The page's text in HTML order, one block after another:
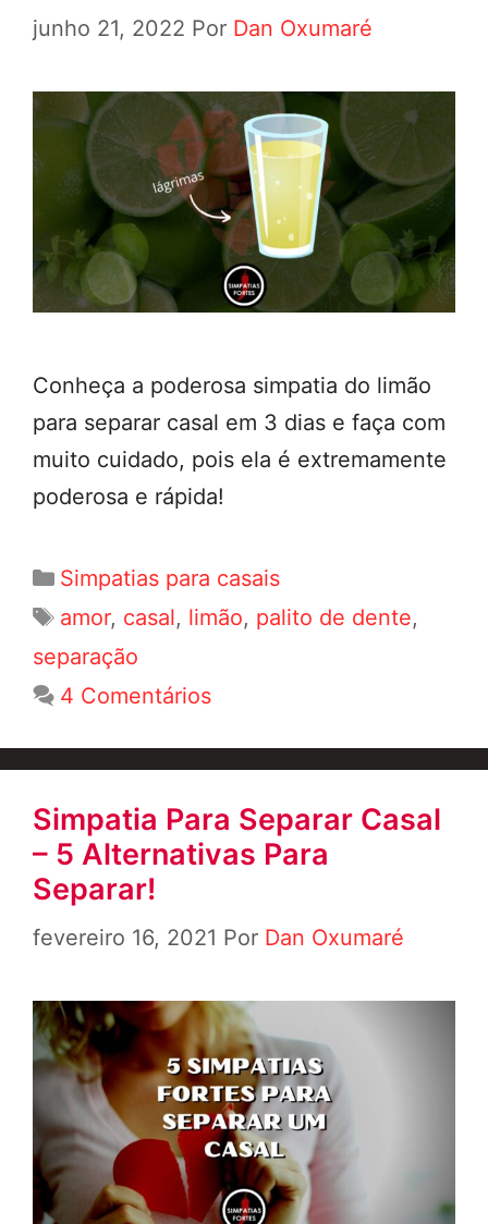
junho 21, 2022 Por Dan Oxumaré
Conheça a poderosa simpatia do limão
para separar casal em 3 dias e faça com
muito cuidado, pois ela é extremamente
poderosa e rápida!
Categorias
Simpatias para casais
Tags
amor, casal, limão, palito de dente,
separação
4 Comentários
Simpatia Para Separar Casal
– 5 Alternativas Para
Separar!
fevereiro 16, 2021 Por Dan Oxumaré